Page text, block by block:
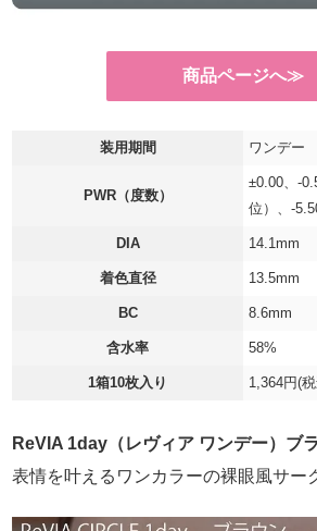
商品ページへ≫
装用期間 ワンデー
PWR（度数）
±0.00、-
位）、-
DIA 14.1mm
着色直径 13.5mm
BC 8.6mm
含水率 58%
1箱10枚入り 1,364円(
ReVIA 1day（レヴィア ワンデー）ブ
表情を叶えるワンカラーの裸眼風サー